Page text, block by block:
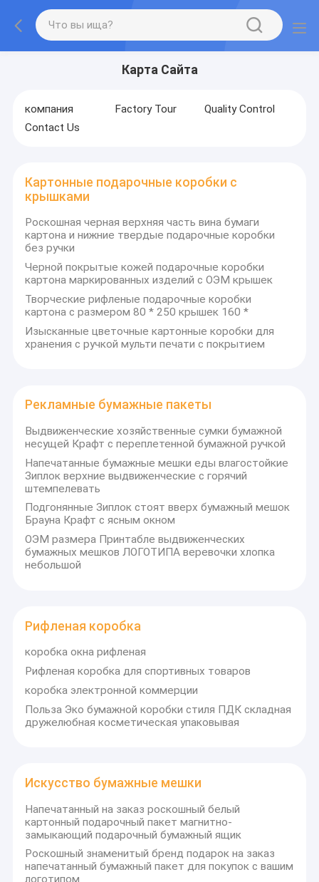
Карта Сайта
компания Factory Tour
Quality Control
Contact Us
Картонные подарочные коробки с
крышками
Роскошная черная верхняя часть вина бумаги
картона и нижние твердые подарочные коробки
без ручки
Черной покрытые кожей подарочные коробки
картона маркированных изделий с ОЭМ крышек
Творческие рифленые подарочные коробки
картона с размером 80 * 250 крышек 160 *
Изысканные цветочные картонные коробки для
хранения с ручкой мульти печати с покрытием
Рекламные бумажные пакеты
Выдвиженческие хозяйственные сумки бумажной
несущей Крафт с переплетенной бумажной ручкой
Напечатанные бумажные мешки еды влагостойкие
Зиплок верхние выдвиженческие с горячий
штемпелевать
Подгонянные Зиплок стоят вверх бумажный мешок
Брауна Крафт с ясным окном
ОЭМ размера Принтабле выдвиженческих
бумажных мешков ЛОГОТИПА веревочки хлопка
небольшой
Рифленая коробка
коробка окна рифленая
Рифленая коробка для спортивных товаров
коробка электронной коммерции
Польза Эко бумажной коробки стиля ПДК складная
дружелюбная косметическая упаковывая
Искусство бумажные мешки
Напечатанный на заказ роскошный белый
картонный подарочный пакет магнитно-
замыкающий подарочный бумажный ящик
Роскошный знаменитый бренд подарок на заказ
напечатанный бумажный пакет для покупок с вашим
логотипом